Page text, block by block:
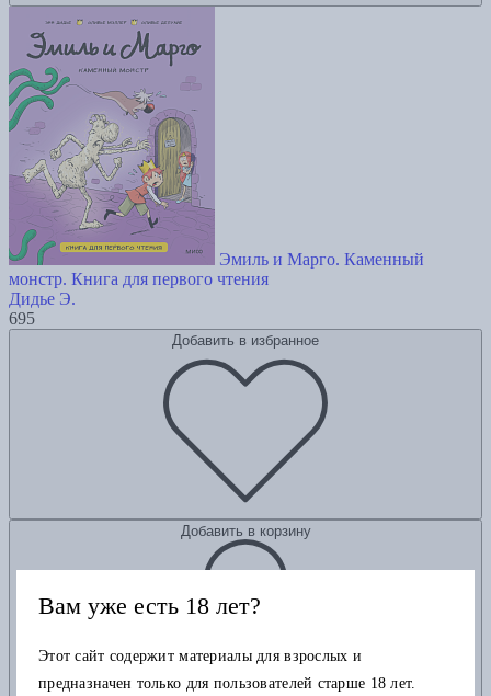
Эмиль и Марго. Каменный
монстр. Книга для первого чтения
Дидье Э.
695
Добавить в избранное
Добавить в корзину
Вам уже есть 18 лет?
Этот сайт содержит материалы для взрослых и
предназначен только для пользователей старше 18 лет.